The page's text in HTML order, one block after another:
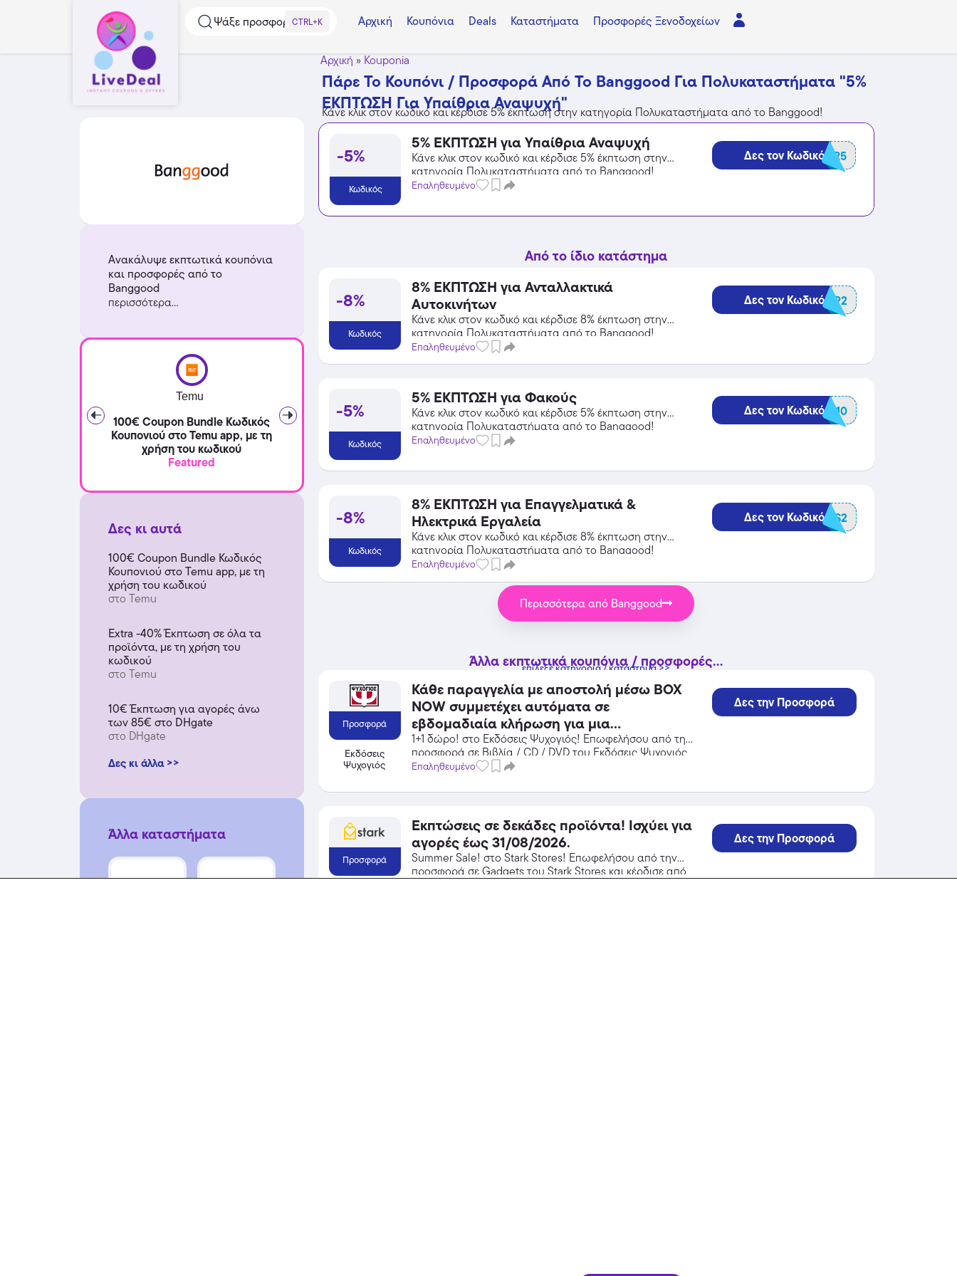
Ψάξε προσφορές...CTRL+K Αρχική Κουπόνια Deals Καταστήματα Προσφορές Ξενοδοχείων
Ανακάλυψε εκπτωτικά κουπόνια
και προσφορές από το
Banggood
περισσότερα...
Temu
100€ Coupon Bundle Κωδικός
Κουπονιού στο Temu app, με τη
χρήση του κωδικού
Featured
Temu
Extra -40% Έκπτωση σε όλα τα
προϊόντα, με τη χρήση του
κωδικού
Featured
Δες κι αυτά
100€ Coupon Bundle Κωδικός
Κουπονιού στο Temu app, με τη
χρήση του κωδικού
στο Temu
Extra -40% Έκπτωση σε όλα τα
προϊόντα, με τη χρήση του
κωδικού
στο Temu
10€ Έκπτωση για αγορές άνω
των 85€ στο DHgate
στο DHgate
Δες κι άλλα >>
Άλλα καταστήματα
Αρχική » Kouponia
Πάρε Το Κουπόνι / Προσφορά Από Το Banggood Για Πολυκαταστήματα "5%
ΕΚΠΤΩΣΗ Για Υπαίθρια Αναψυχή"
Κάνε κλικ στον κωδικό και κέρδισε 5% έκπτωση στην κατηγορία Πολυκαταστήματα από το Banggood!
-5%
Κωδικός
5% ΕΚΠΤΩΣΗ για Υπαίθρια Αναψυχή
Κάνε κλικ στον κωδικό και κέρδισε 5% έκπτωση στην
κατηγορία Πολυκαταστήματα από το Banggood!
Επαληθευμένο
Δες τον Κωδικό
BGWATER5
Από το ίδιο κατάστημα
-8%
Κωδικός
8% ΕΚΠΤΩΣΗ για Ανταλλακτικά
Αυτοκινήτων
Κάνε κλικ στον κωδικό και κέρδισε 8% έκπτωση στην
κατηγορία Πολυκαταστήματα από το Banggood!
Επαληθευμένο
Δες τον Κωδικό
BGCARAP2
-5%
Κωδικός
5% ΕΚΠΤΩΣΗ για Φακούς
Κάνε κλικ στον κωδικό και κέρδισε 5% έκπτωση στην
κατηγορία Πολυκαταστήματα από το Banggood!
Επαληθευμένο
Δες τον Κωδικό
BGTORCH10
-8%
Κωδικός
8% ΕΚΠΤΩΣΗ για Επαγγελματικά &
Ηλεκτρικά Εργαλεία
Κάνε κλικ στον κωδικό και κέρδισε 8% έκπτωση στην
κατηγορία Πολυκαταστήματα από το Banggood!
Επαληθευμένο
Δες τον Κωδικό
BGPowerTLS2
Περισσότερα από Banggood
Άλλα εκπτωτικά κουπόνια / προσφορές...
επίλεξε κατηγορία / κατάστημα >>
Προσφορά
Εκδόσεις
Ψυχογιός
Κάθε παραγγελία με αποστολή μέσω BOX
NOW συμμετέχει αυτόματα σε
εβδομαδιαία κλήρωση για μια
δωροεπιταγή 50€! Ισχύει για αγορές έως
16/08/2026.
1+1 δώρο! στο Εκδόσεις Ψυχογιός! Επωφελήσου από την
προσφορά σε Βιβλία / CD / DVD του Εκδόσεις Ψυχογιός
και κέρδισε από τις εκπτώσεις!
Επαληθευμένο
Δες την Προσφορά
Προσφορά
Εκπτώσεις σε δεκάδες προϊόντα! Ισχύει για
αγορές έως 31/08/2026.
Summer Sale! στο Stark Stores! Επωφελήσου από την
προσφορά σε Gadgets του Stark Stores και κέρδισε από
Δες την Προσφορά